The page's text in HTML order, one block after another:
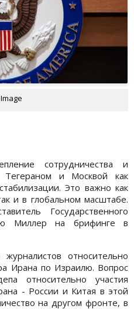
сотрудничества и
Тегераном и Москвой как
Это важно как
и в глобальном масштабе.
Государственного
Миллер на брифинге в
относительно
Ирана по Израилю. Вопрос
относительно участия
- России и Китая в этой
на другом фронте, в